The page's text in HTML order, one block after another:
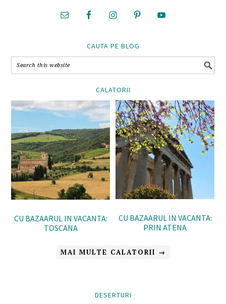
CAUTA PE BLOG
CALATORII
CU BAZAARUL IN VACANTA:
TOSCANA
CU BAZAARUL IN VACANTA:
PRIN ATENA
MAI MULTE CALATORII →
DESERTURI